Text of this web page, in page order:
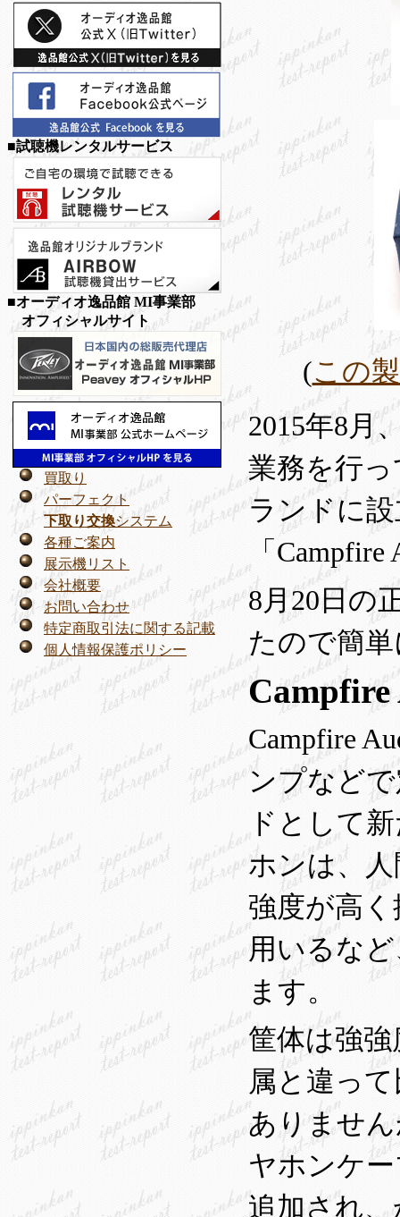
■試聴機レンタルサービス
■オーディオ逸品館 MI事業部
オフィシャルサイト
買取り
パーフェクト
下取り交換システム
各種ご案内
展示機リスト
会社概要
お問い合わせ
特定商取引法に関する記載
個人情報保護ポリシー
(この
2015年8月
業務を行っ
ランドに
「
8月20日の
たので簡
Campfire
ンプなど
ドとして
ホンは、
強度が高
用いるな
ます。
筐体は強
属と違っ
ありませ
ヤホンケ
追加され